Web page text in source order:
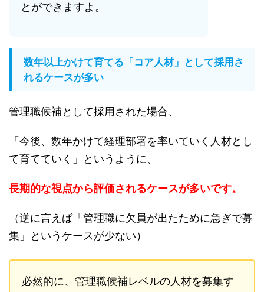
とができますよ。
数年以上かけて育てる「コア人材」として採用さ
れるケースが多い
管理職候補として採用された場合、
「今後、数年かけて経理部署を率いていく人材とし
て育てていく」というように、
長期的な視点から評価されるケースが多いです。
（逆に言えば「管理職に欠員が出たために急ぎで募
集」というケースが少ない）
必然的に、管理職候補レベルの人材を募集す